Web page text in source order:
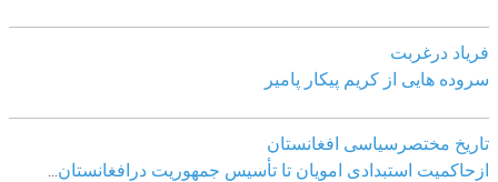
فریاد درغربت
سروده هایی از کریم پیکار پامیر
تاریخ مختصرسیاسی افغانستان
ازحاکمیت استبدادی امویان تا تأسیس جمهوریت درافغانستان